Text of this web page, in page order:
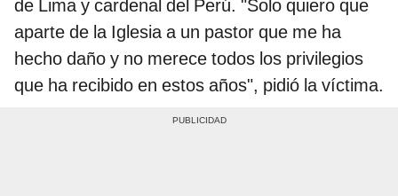
de Lima y cardenal del Perú. "Solo quiero que
aparte de la Iglesia a un pastor que me ha
hecho daño y no merece todos los privilegios
que ha recibido en estos años", pidió la víctima.